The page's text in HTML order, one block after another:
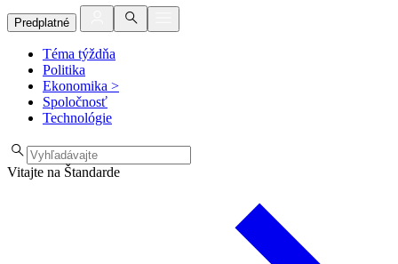
Predplatné
Téma týždňa
Politika
Ekonomika >
Spoločnosť
Technológie
Vitajte na Štandarde